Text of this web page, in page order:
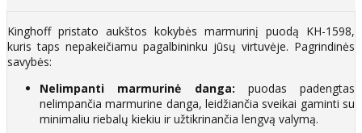
Kinghoff pristato aukštos kokybės marmurinį puodą KH-1598,
kuris taps nepakeičiamu pagalbininku jūsų virtuvėje. Pagrindinės
savybės:
Nelimpanti marmurinė danga: puodas padengtas
nelimpančia marmurine danga, leidžiančia sveikai gaminti su
minimaliu riebalų kiekiu ir užtikrinančia lengvą valymą.